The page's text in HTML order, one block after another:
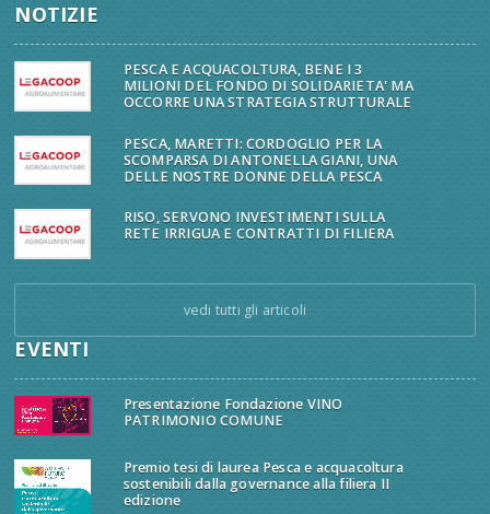
NOTIZIE
PESCA E ACQUACOLTURA, BENE I 3
MILIONI DEL FONDO DI SOLIDARIETA' MA
OCCORRE UNA STRATEGIA STRUTTURALE
PESCA, MARETTI: CORDOGLIO PER LA
SCOMPARSA DI ANTONELLA GIANI, UNA
DELLE NOSTRE DONNE DELLA PESCA
RISO, SERVONO INVESTIMENTI SULLA
RETE IRRIGUA E CONTRATTI DI FILIERA
vedi tutti gli articoli
EVENTI
Presentazione Fondazione VINO
PATRIMONIO COMUNE
Premio tesi di laurea Pesca e acquacoltura
sostenibili dalla governance alla filiera II
edizione